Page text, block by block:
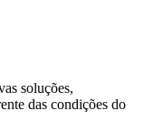
soluções,
das condições do